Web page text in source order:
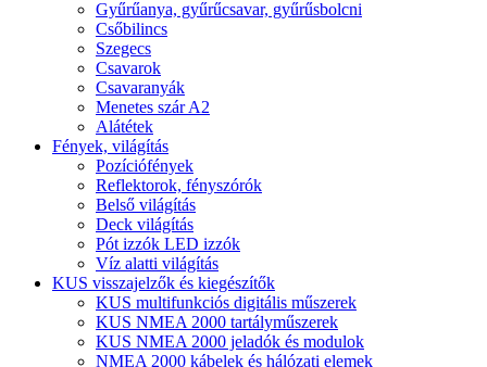
Gyűrűanya, gyűrűcsavar, gyűrűsbolcni
Csőbilincs
Szegecs
Csavarok
Csavaranyák
Menetes szár A2
Alátétek
Fények, világítás
Pozíciófények
Reflektorok, fényszórók
Belső világítás
Deck világítás
Pót izzók LED izzók
Víz alatti világítás
KUS visszajelzők és kiegészítők
KUS multifunkciós digitális műszerek
KUS NMEA 2000 tartályműszerek
KUS NMEA 2000 jeladók és modulok
NMEA 2000 kábelek és hálózati elemek